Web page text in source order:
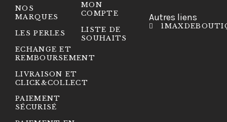
NOS
MARQUES
LES PERLES
ECHANGE ET
REMBOURSEMENT
LIVRAISON ET
CLICK&COLLECT
PAIEMENT
SÉCURISÉ
MON
COMPTE
LISTE DE
SOUHAITS
Autres liens